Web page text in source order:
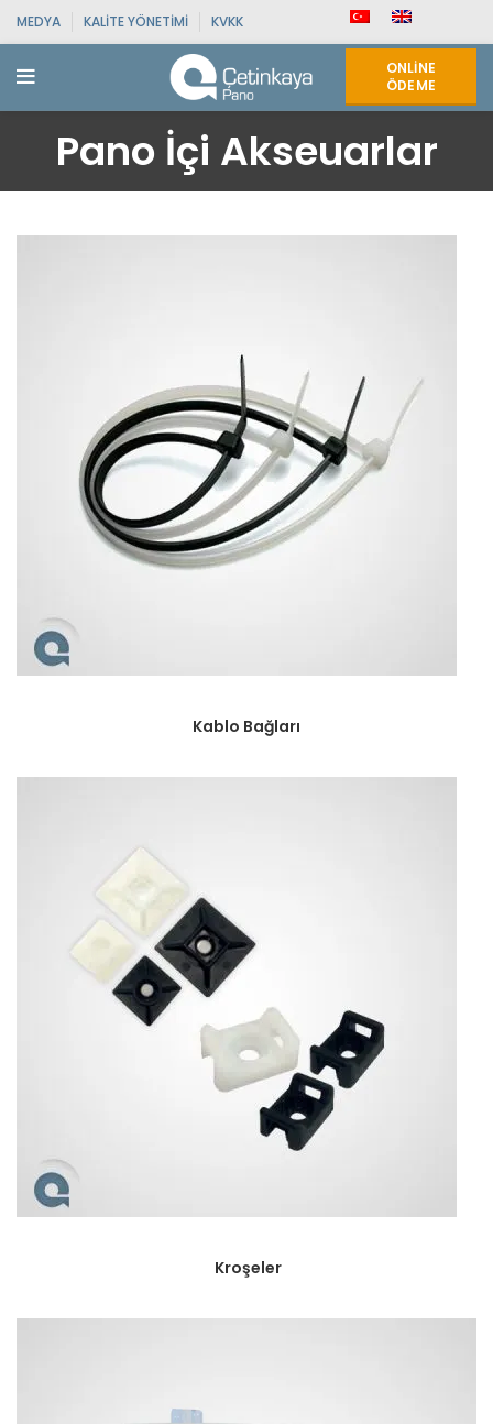
MEDYA KALITE YÖNETIMI KVKK
ONLINE
ÖDEME
Pano İçi Akseuarlar
Kablo Bağları
Kroşeler